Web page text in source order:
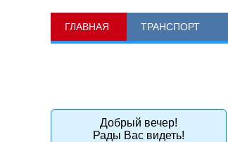
ГЛАВНАЯ ТРАНСПОРТ
Добрый вечер!
Рады Вас видеть!